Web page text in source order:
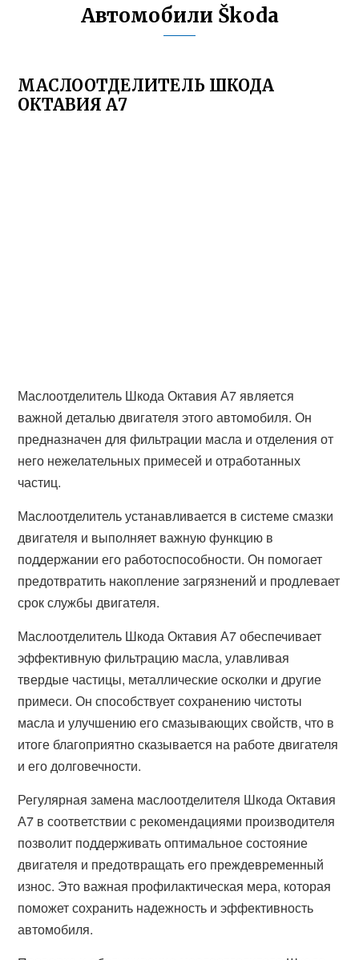
Автомобили Škoda
МАСЛООТДЕЛИТЕЛЬ ШКОДА
ОКТАВИЯ А7
Маслоотделитель Шкода Октавия А7 является
важной деталью двигателя этого автомобиля. Он
предназначен для фильтрации масла и отделения от
него нежелательных примесей и отработанных
частиц.
Маслоотделитель устанавливается в системе смазки
двигателя и выполняет важную функцию в
поддержании его работоспособности. Он помогает
предотвратить накопление загрязнений и продлевает
срок службы двигателя.
Маслоотделитель Шкода Октавия А7 обеспечивает
эффективную фильтрацию масла, улавливая
твердые частицы, металлические осколки и другие
примеси. Он способствует сохранению чистоты
масла и улучшению его смазывающих свойств, что в
итоге благоприятно сказывается на работе двигателя
и его долговечности.
Регулярная замена маслоотделителя Шкода Октавия
А7 в соответствии с рекомендациями производителя
позволит поддерживать оптимальное состояние
двигателя и предотвращать его преждевременный
износ. Это важная профилактическая мера, которая
поможет сохранить надежность и эффективность
автомобиля.